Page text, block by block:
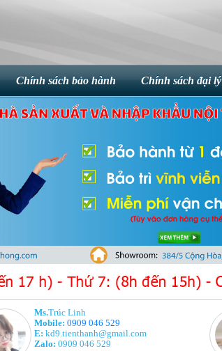
Chính sách bảo hành Chính sách đại lý
Ms.Trúc Linh
Mobile: 0909 046 529
E: kd9.tienthanh@gmail.com
Zalo: 0909 046 529